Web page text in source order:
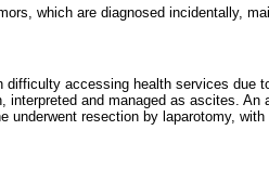
which are diagnosed incidentally,
accessing health services due
and managed as ascites. An
underwent resection by laparotomy,